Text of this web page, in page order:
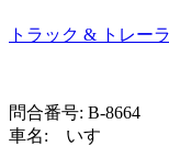
トラック & トレー
問合番号: B-8664
車名: いすゞ